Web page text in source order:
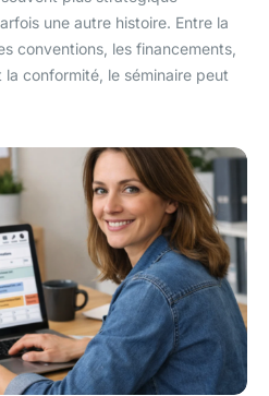
une autre histoire. Entre la
conventions, les financements,
la conformité, le séminaire peut